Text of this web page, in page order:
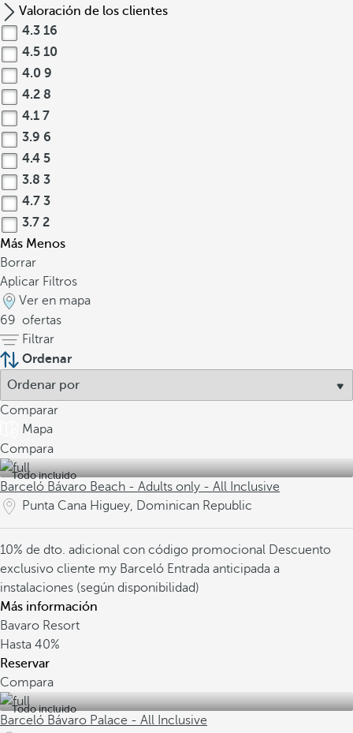
Valoración de los clientes
4.3 16
4.5 10
4.0 9
4.2 8
4.1 7
3.9 6
4.4 5
3.8 3
4.7 3
3.7 2
Más Menos
Borrar
Aplicar Filtros
Ver en mapa
69 ofertas
Filtrar
Ordenar
Comparar
Mapa
Compara
Todo incluido
Barceló Bávaro Beach - Adults only - All Inclusive
Punta Cana Higuey, Dominican Republic
10% de dto. adicional con código promocional Descuento
exclusivo cliente my Barceló Entrada anticipada a
instalaciones (según disponibilidad)
Más información
Bavaro Resort
Hasta 40%
Reservar
Compara
Todo incluido
Barceló Bávaro Palace - All Inclusive